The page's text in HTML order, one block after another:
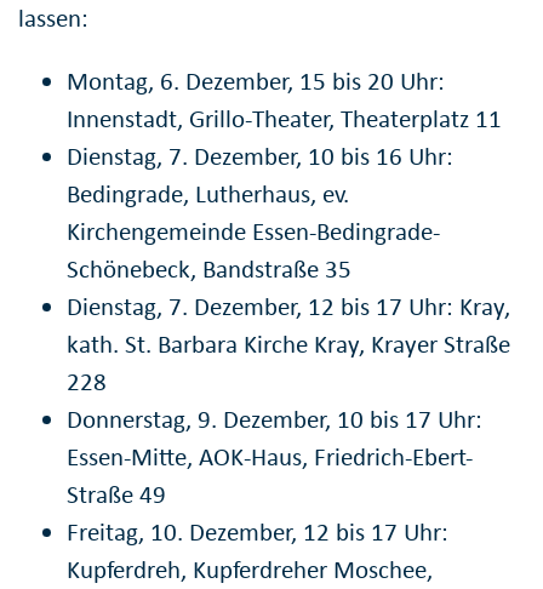
lassen:
Montag, 6. Dezember, 15 bis 20 Uhr:
Innenstadt, Grillo-Theater, Theaterplatz 11
Dienstag, 7. Dezember, 10 bis 16 Uhr:
Bedingrade, Lutherhaus, ev.
Kirchengemeinde Essen-Bedingrade-
Schönebeck, Bandstraße 35
Dienstag, 7. Dezember, 12 bis 17 Uhr: Kray,
kath. St. Barbara Kirche Kray, Krayer Straße
228
Donnerstag, 9. Dezember, 10 bis 17 Uhr:
Essen-Mitte, AOK-Haus, Friedrich-Ebert-
Straße 49
Freitag, 10. Dezember, 12 bis 17 Uhr:
Kupferdreh, Kupferdreher Moschee,